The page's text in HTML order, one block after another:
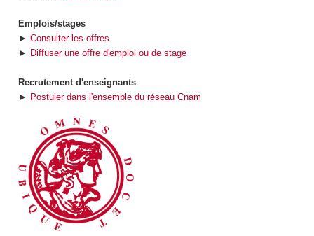
Emplois/stages
► Consulter les offres
► Diffuser une offre d'emploi ou de stage
Recrutement d'enseignants
► Postuler dans l'ensemble du réseau Cnam